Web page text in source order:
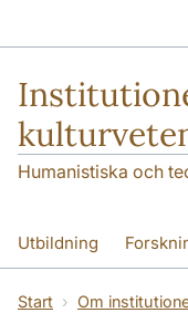
Humanistiska och
Utbildning
Om institutionen
Start Om